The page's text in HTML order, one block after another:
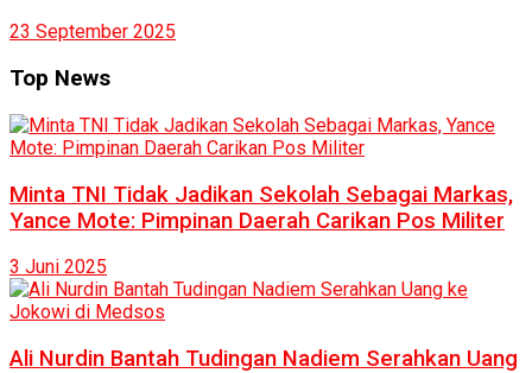
23 September 2025
Top News
Minta TNI Tidak Jadikan Sekolah Sebagai Markas,
Yance Mote: Pimpinan Daerah Carikan Pos Militer
3 Juni 2025
Ali Nurdin Bantah Tudingan Nadiem Serahkan Uang